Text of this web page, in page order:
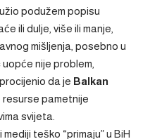
podužem popisu
ili dulje, više ili manje,
mišljenja, posebno u
nije problem,
da je Balkan
resurse pametnije
svijeta.
teško “primaju” u BiH